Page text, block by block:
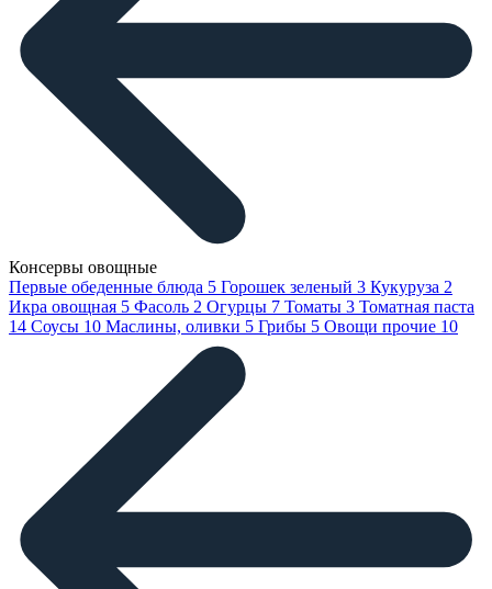
Консервы овощные
Первые обеденные блюда 5 Горошек зеленый 3 Кукуруза 2
Икра овощная 5 Фасоль 2 Огурцы 7 Томаты 3 Томатная паста
14 Соусы 10 Маслины, оливки 5 Грибы 5 Овощи прочие 10